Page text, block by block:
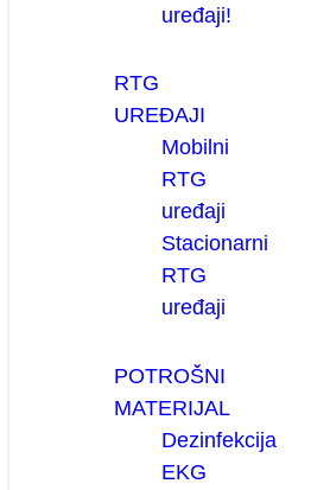
uređaji!
RTG
UREĐAJI
Mobilni
RTG
uređaji
Stacionarni
RTG
uređaji
POTROŠNI
MATERIJAL
Dezinfekcija
EKG